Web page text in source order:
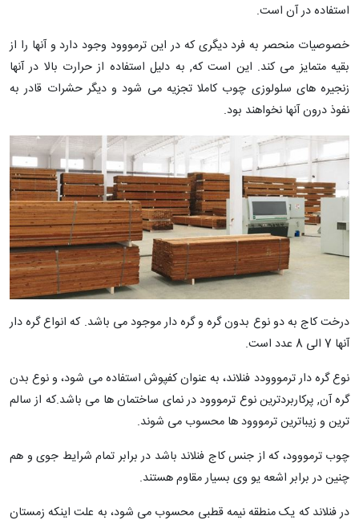
استفاده در آن است.
خصوصیات منحصر به فرد دیگری که در این ترمووود وجود دارد و آنها را از
بقیه متمایز می کند. این است که, به دلیل استفاده از حرارت بالا در آنها
زنجیره های سلولوزی چوب کاملا تجزیه می شود و دیگر حشرات قادر به
نفوذ درون آنها نخواهند بود.
درخت کاج به دو نوع بدون گره و گره دار موجود می باشد. که انواع گره دار
آنها 7 الی 8 عدد است.
نوع گره دار ترمووودد فنلاند، به عنوان کفپوش استفاده می شود، و نوع بدن
گره آن, پرکاربردترین نوع ترمووود در نمای ساختمان ها می باشد.که از سالم
ترین و زیباترین ترمووود ها محسوب می شوند.
چوب ترمووود، که از جنس کاج فنلاند باشد در برابر تمام شرایط جوی و هم
چنین در برابر اشعه یو وی بسیار مقاوم هستند.
در فنلاند که یک منطقه نیمه قطبی محسوب می شود، به علت اینکه زمستان